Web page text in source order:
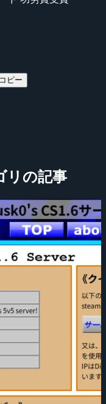
ピー
リの記事